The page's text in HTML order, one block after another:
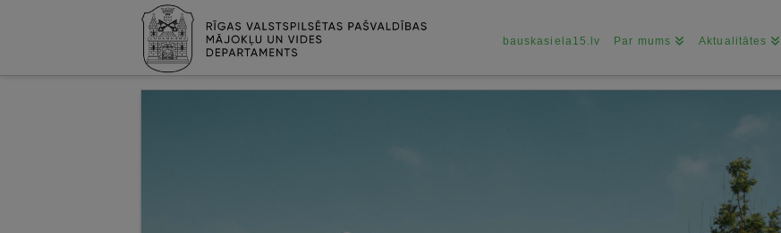
bauskasiela15.lv Par mums Aktualitātes